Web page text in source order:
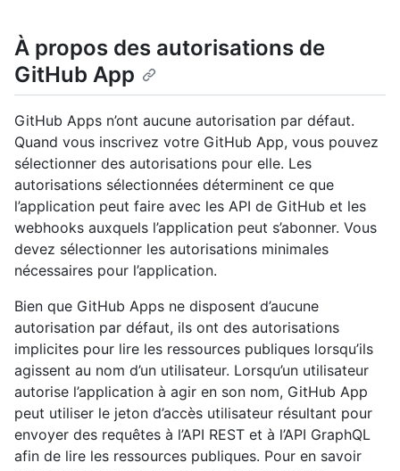
À propos des autorisations de
GitHub App
GitHub Apps n’ont aucune autorisation par défaut.
Quand vous inscrivez votre GitHub App, vous pouvez
sélectionner des autorisations pour elle. Les
autorisations sélectionnées déterminent ce que
l’application peut faire avec les API de GitHub et les
webhooks auxquels l’application peut s’abonner. Vous
devez sélectionner les autorisations minimales
nécessaires pour l’application.
Bien que GitHub Apps ne disposent d’aucune
autorisation par défaut, ils ont des autorisations
implicites pour lire les ressources publiques lorsqu’ils
agissent au nom d’un utilisateur. Lorsqu’un utilisateur
autorise l’application à agir en son nom, GitHub App
peut utiliser le jeton d’accès utilisateur résultant pour
envoyer des requêtes à l’API REST et à l’API GraphQL
afin de lire les ressources publiques. Pour en savoir